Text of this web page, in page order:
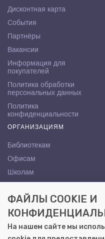
Дисконтная карта
События
Партнёры
Вакансии
Информация для
покупателей
Политика обработки
персональных данных
Политика
конфиденциальности
ОРГАНИЗАЦИЯМ
Библиотекам
Офисам
Школам
КОНТАКТЫ
Саратов, ул. Осипова, 10А
+7 (8452) 72-65-65
ФАЙЛЫ COOKIE И
На нашем сайте мы